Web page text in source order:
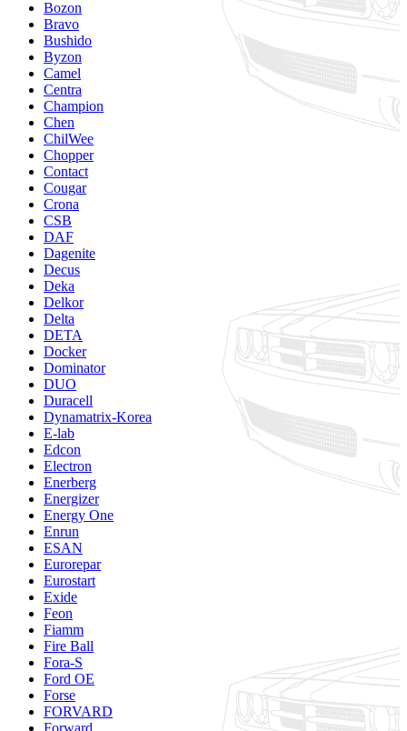
Bozon
Bravo
Bushido
Byzon
Camel
Centra
Champion
Chen
ChilWee
Chopper
Contact
Cougar
Crona
CSB
DAF
Dagenite
Decus
Deka
Delkor
Delta
DETA
Docker
Dominator
DUO
Duracell
Dynamatrix-Korea
E-lab
Edcon
Electron
Enerberg
Energizer
Energy One
Enrun
ESAN
Eurorepar
Eurostart
Exide
Feon
Fiamm
Fire Ball
Fora-S
Ford OE
Forse
FORVARD